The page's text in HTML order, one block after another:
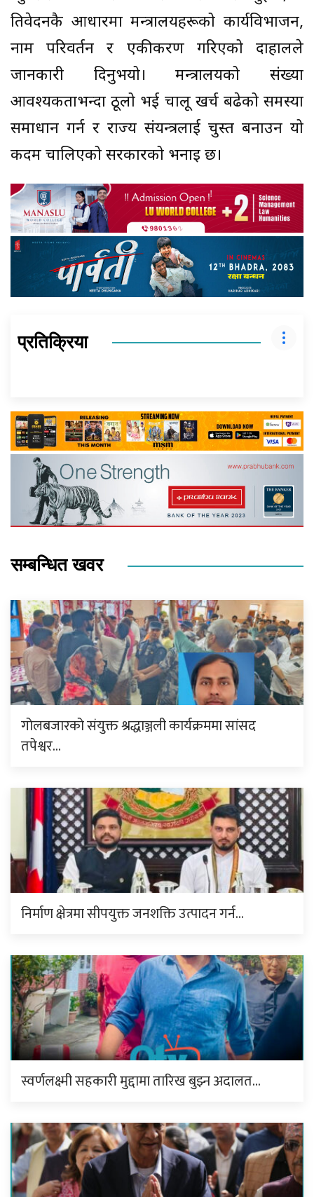
प्रतिवेदनकै आधारमा मन्त्रालयहरूको कार्यविभाजन,
नाम परिवर्तन र एकीकरण गरिएको दाहालले
जानकारी दिनुभयो। मन्त्रालयको संख्या
आवश्यकताभन्दा ठूलो भई चालू खर्च बढेको समस्या
समाधान गर्न र राज्य संयन्त्रलाई चुस्त बनाउन यो
कदम चालिएको सरकारको भनाइ छ।
प्रतिक्रिया
सम्बन्धित खवर
गोलबजारको संयुक्त श्रद्धाञ्जली कार्यक्रममा सांसद
तपेश्वर…
निर्माण क्षेत्रमा सीपयुक्त जनशक्ति उत्पादन गर्न…
स्वर्णलक्ष्मी सहकारी मुद्दामा तारिख बुझ्न अदालत…